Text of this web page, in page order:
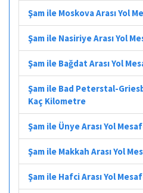
Şam ile Moskova Arası Yol
Şam ile Nasiriye Arası Yol
Şam ile Bağdat Arası Yol
Şam ile Bad Peterstal-
Kaç Kilometre
Şam ile Ünye Arası Yol
Şam ile Makkah Arası Yol
Şam ile Hafci Arası Yol